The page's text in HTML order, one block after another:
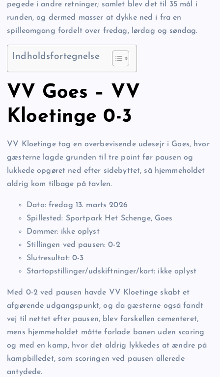
pegede i andre retninger; samlet blev det til 35 mål i
runden, og dermed masser at dykke ned i fra en
spilleomgang fordelt over fredag, lørdag og søndag.
Indholdsfortegnelse
VV Goes – VV
Kloetinge 0-3
VV Kloetinge tog en overbevisende udesejr i Goes, hvor
gæsterne lagde grunden til tre point før pausen og
lukkede opgøret ned efter sidebyttet, så hjemmeholdet
aldrig kom tilbage på tavlen.
Dato: fredag 13. marts 2026
Spillested: Sportpark Het Schenge, Goes
Dommer: ikke oplyst
Stillingen ved pausen: 0-2
Slutresultat: 0-3
Startopstillinger/udskiftninger/kort: ikke oplyst
Med 0-2 ved pausen havde VV Kloetinge skabt et
afgørende udgangspunkt, og da gæsterne også fandt
vej til nettet efter pausen, blev forskellen cementeret,
mens hjemmeholdet måtte forlade banen uden scoring
og med en kamp, hvor det aldrig lykkedes at ændre på
kampbilledet, som scoringen ved pausen allerede
antydede.